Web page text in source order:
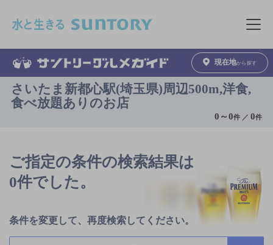
メニュ
現在地から探す
さいたま新都心駅(埼玉県)周辺500m,洋食,
食べ放題ありのお店
0 ～0件 ／0件
ご指定の条件の検索結果は
0件でした。
条件を変更して、再度検索してください。